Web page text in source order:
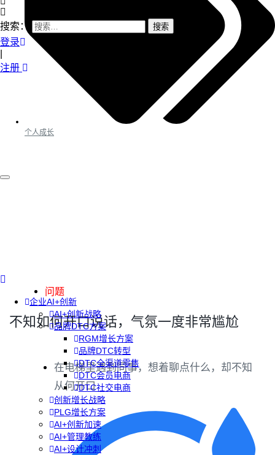
搜索：
登录
注册
企业AI+创新
AI+创新战略
品牌DTC方案
RGM增长方案
品牌DTC转型
DTC全渠道零售
DTC会员电商
DTC社交电商
创新增长战略
PLG增长方案
AI+创新加速
AI+管理教练
AI+设计冲刺
个人成长
问题
不知如何开口说话，气氛一度非常尴尬
在电梯里遇到同事，想着聊点什么，却不知
从何开口